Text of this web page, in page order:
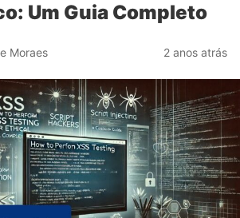
Um Guia Completo
Moraes 2 anos atrás